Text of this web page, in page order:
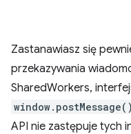
Zastanawiasz się
przekazywania
SharedWorkers,
window.postMessage()
API nie zastępuje tych